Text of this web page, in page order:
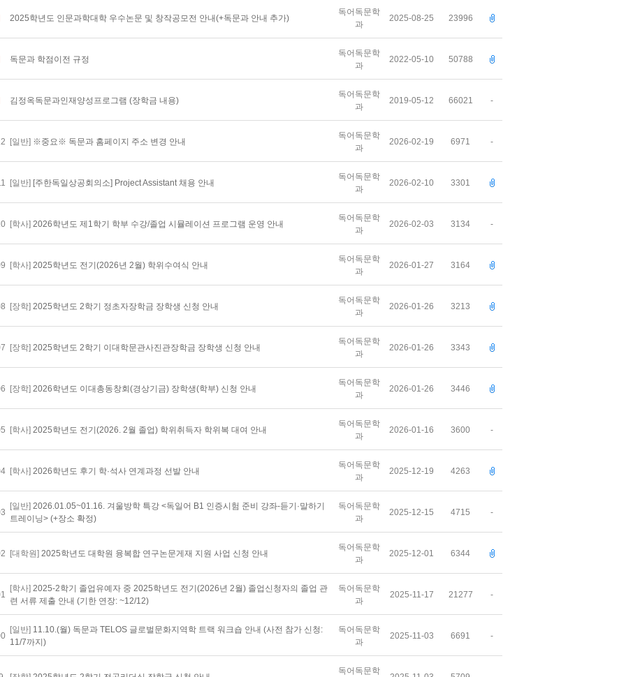
2025학년도 인문과학대학 우수논문 및 창작공모전 안내(+독문과 안내 추가)
독어독문학
과
2025-08-25 23996
독문과 학점이전 규정
독어독문학
과
2022-05-10 50788
김정옥독문과인재양성프로그램 (장학금 내용)
독어독문학
과
2019-05-12 66021 -
[일반] ※중요※ 독문과 홈페이지 주소 변경 안내
독어독문학
과
2026-02-19 6971 -
[일반] [주한독일상공회의소] Project Assistant 채용 안내
독어독문학
과
2026-02-10 3301
[학사] 2026학년도 제1학기 학부 수강/졸업 시뮬레이션 프로그램 운영 안내
독어독문학
과
2026-02-03 3134 -
[학사] 2025학년도 전기(2026년 2월) 학위수여식 안내
독어독문학
과
2026-01-27 3164
[장학] 2025학년도 2학기 정초자장학금 장학생 신청 안내
독어독문학
과
2026-01-26 3213
[장학] 2025학년도 2학기 이대학문관사진관장학금 장학생 신청 안내
독어독문학
과
2026-01-26 3343
[장학] 2026학년도 이대총동창회(경상기금) 장학생(학부) 신청 안내
독어독문학
과
2026-01-26 3446
[학사] 2025학년도 전기(2026. 2월 졸업) 학위취득자 학위복 대여 안내
독어독문학
과
2026-01-16 3600 -
[학사] 2026학년도 후기 학·석사 연계과정 선발 안내
독어독문학
과
2025-12-19 4263
[일반] 2026.01.05~01.16. 겨울방학 특강 <독일어 B1 인증시험 준비 강좌-듣기·말하기
트레이닝> (+장소 확정)
독어독문학
과
2025-12-15 4715 -
[대학원] 2025학년도 대학원 융복합 연구논문게재 지원 사업 신청 안내
독어독문학
과
2025-12-01 6344
[학사] 2025-2학기 졸업유예자 중 2025학년도 전기(2026년 2월) 졸업신청자의 졸업 관
련 서류 제출 안내 (기한 연장: ~12/12)
독어독문학
과
2025-11-17 21277 -
[일반] 11.10.(월) 독문과 TELOS 글로벌문화지역학 트랙 워크숍 안내 (사전 참가 신청:
11/7까지)
독어독문학
과
2025-11-03 6691 -
독어독문학